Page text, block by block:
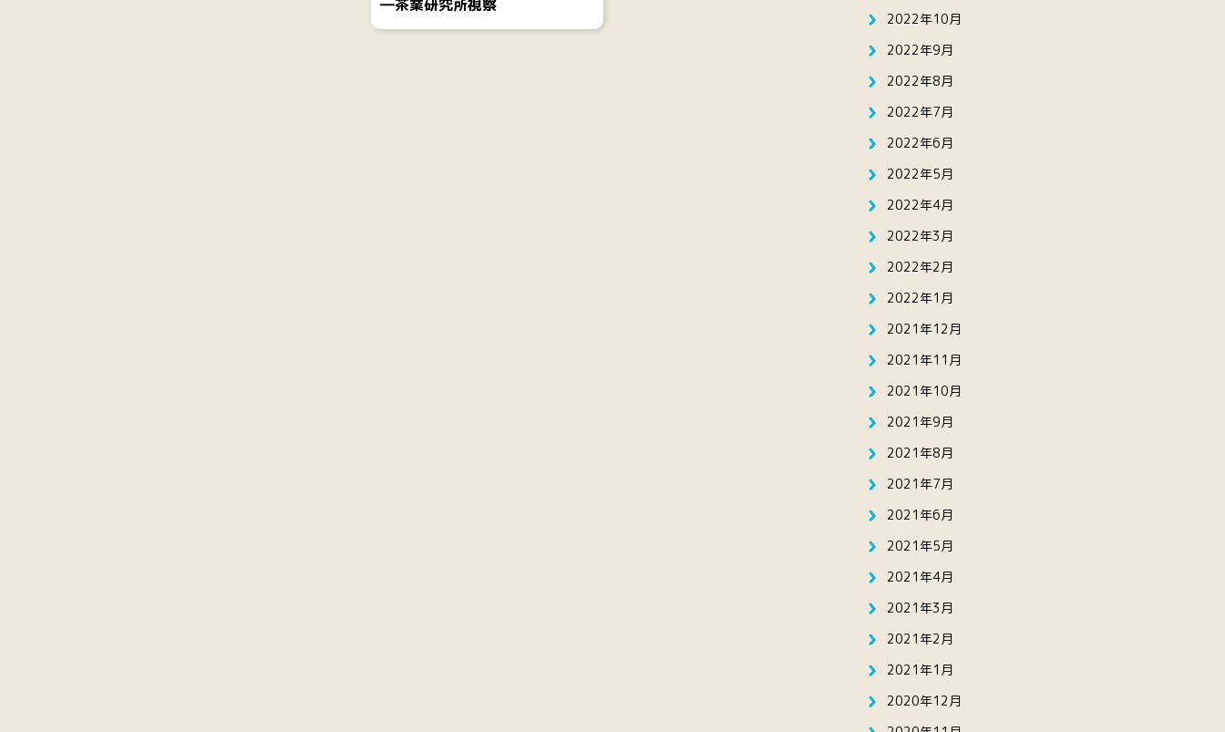
―茶業研究所視察
2022年10月
2022年9月
2022年8月
2022年7月
2022年6月
2022年5月
2022年4月
2022年3月
2022年2月
2022年1月
2021年12月
2021年11月
2021年10月
2021年9月
2021年8月
2021年7月
2021年6月
2021年5月
2021年4月
2021年3月
2021年2月
2021年1月
2020年12月